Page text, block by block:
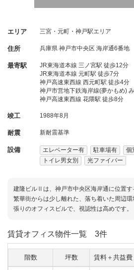
エリア 三宮・元町・神戸駅エリア
住所 兵庫県 神戸市中央区 海岸通6番地
最寄駅
JR東海道本線 三ノ宮駅 徒歩12分
JR東海道本線 元町駅 徒歩7分
神戸高速東西線 西元町駅 徒歩4分
神戸市営地下鉄海岸線(夢かもめ)
神戸高速東西線 花隈駅 徒歩8分
竣工 1988年8月
耐震 新耐震基準
設備 エレベーター有 駐車場有 個
トイレ男女別
光ファイバー
建隆ビルⅡは、神戸市中央区海岸通に位置す
繁華街からは少し離れた、落ち着いた周辺
張りのオフィスビルで、視認性は高めです。
賃貸オフィス物件一覧 3件
階数 坪数 賃料＋共益費